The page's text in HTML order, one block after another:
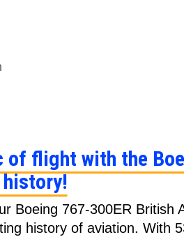
of flight with the
Boeing 767-300ER
history of aviation. With